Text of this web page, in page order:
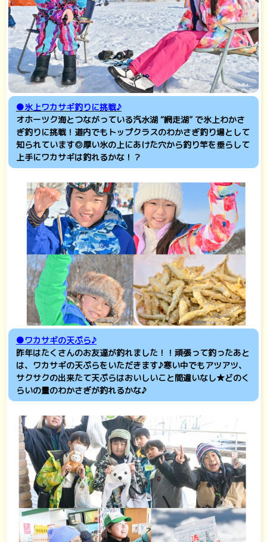
●氷上ワカサギ釣りに挑戦♪
オホーツク海とつながっている汽水湖 “網走湖” で氷上わかさ
ぎ釣りに挑戦！道内でもトップクラスのわかさぎ釣り場として
知られています◎厚い氷の上にあけた穴から釣り竿を垂らして
上手にワカサギは釣れるかな！？
●ワカサギの天ぷら♪
昨年はたくさんのお友達が釣れました！！頑張って釣ったあと
は、ワカサギの天ぷらをいただきます♪寒い中でもアツアツ、
サクサクの出来たて天ぷらはおいしいこと間違いなし★どのく
らいの量のわかさぎが釣れるかな♪